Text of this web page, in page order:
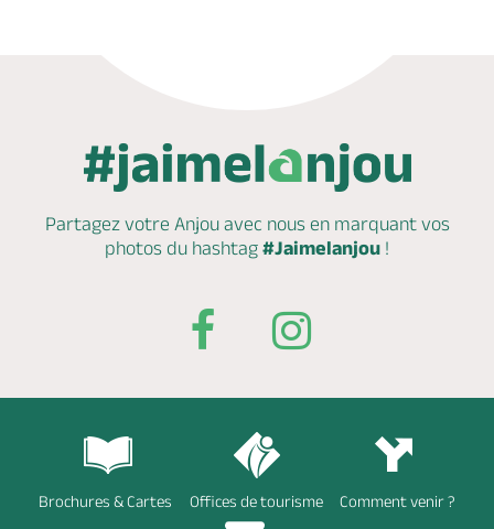
Partagez votre Anjou avec nous en marquantvos
photos du hashtag #Jaimelanjou !
Brochures & Cartes Offices de tourisme Comment venir ?